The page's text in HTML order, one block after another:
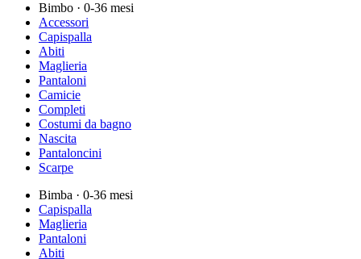
Bimbo · 0-36 mesi
Accessori
Capispalla
Abiti
Maglieria
Pantaloni
Camicie
Completi
Costumi da bagno
Nascita
Pantaloncini
Scarpe
Bimba · 0-36 mesi
Capispalla
Maglieria
Pantaloni
Abiti